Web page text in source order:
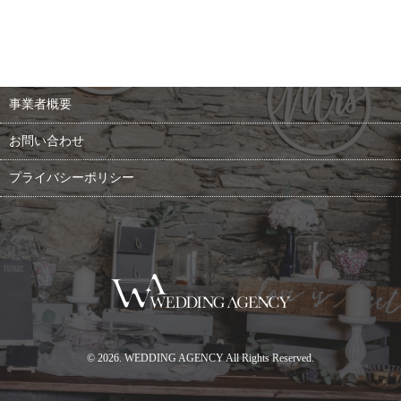
事業者概要
お問い合わせ
プライバシーポリシー
© 2026. WEDDING AGENCY All Rights Reserved.